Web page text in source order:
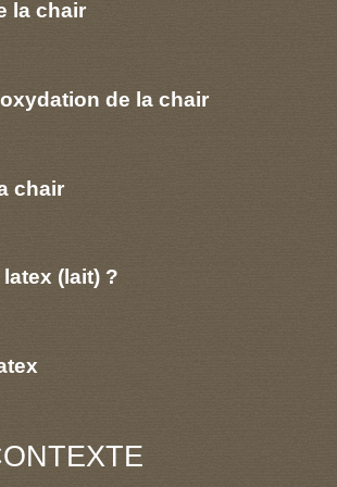
la chair
de la chair
chair
(lait) ?